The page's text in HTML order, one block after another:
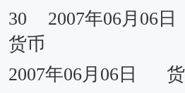
30
2007年06月06日
货币
2007年06月06日